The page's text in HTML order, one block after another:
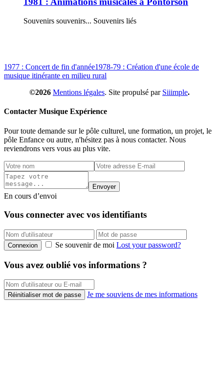
Souvenirs souvenirs... Souvenirs liés
1977 : Concert de fin d'année1978-79 : Création d'une école de
musique itinérante en milieu rural
©2026 Mentions légales. Site propulsé par Siiimple.
Contacter Musique Expérience
Pour toute demande sur le pôle culturel, une formation, un projet, le
pôle Enfance ou autre, n'hésitez pas à nous contacter. Nous
reviendrons vers vous au plus vite.
Envoyer
En cours d’envoi
Vous connecter avec vos identifiants
Connexion Se souvenir de moi Lost your password?
Vous avez oublié vos informations ?
Réinitialiser mot de passe Je me souviens de mes informations